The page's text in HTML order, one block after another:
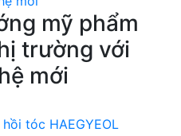
mỹ phẩm
trường với
mới